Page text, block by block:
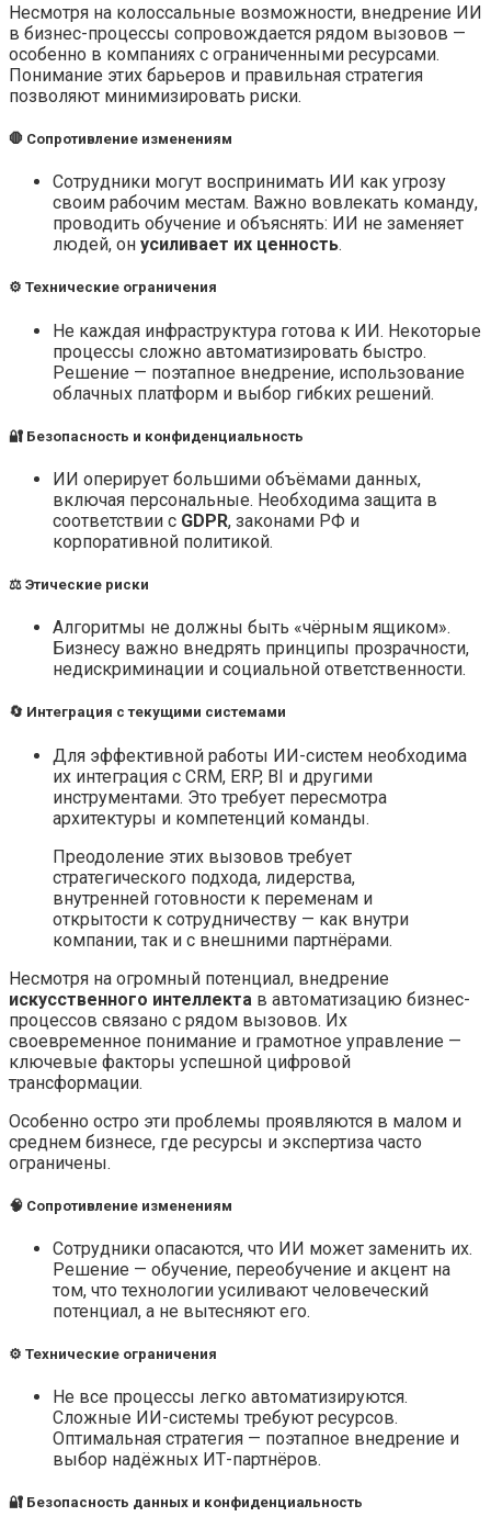
Несмотря на колоссальные возможности, внедрение ИИ
в бизнес-процессы сопровождается рядом вызовов —
особенно в компаниях с ограниченными ресурсами.
Понимание этих барьеров и правильная стратегия
позволяют минимизировать риски.
🛑 Сопротивление изменениям
Сотрудники могут воспринимать ИИ как угрозу
своим рабочим местам. Важно вовлекать команду,
проводить обучение и объяснять: ИИ не заменяет
людей, он усиливает их ценность.
⚙️ Технические ограничения
Не каждая инфраструктура готова к ИИ. Некоторые
процессы сложно автоматизировать быстро.
Решение — поэтапное внедрение, использование
облачных платформ и выбор гибких решений.
🔐 Безопасность и конфиденциальность
ИИ оперирует большими объёмами данных,
включая персональные. Необходима защита в
соответствии с GDPR, законами РФ и
корпоративной политикой.
⚖️ Этические риски
Алгоритмы не должны быть «чёрным ящиком».
Бизнесу важно внедрять принципы прозрачности,
недискриминации и социальной ответственности.
🔄 Интеграция с текущими системами
Для эффективной работы ИИ-систем необходима
их интеграция с CRM, ERP, BI и другими
инструментами. Это требует пересмотра
архитектуры и компетенций команды.
Преодоление этих вызовов требует
стратегического подхода, лидерства,
внутренней готовности к переменам и
открытости к сотрудничеству — как внутри
компании, так и с внешними партнёрами.
Несмотря на огромный потенциал, внедрение
искусственного интеллекта в автоматизацию бизнес-
процессов связано с рядом вызовов. Их
своевременное понимание и грамотное управление —
ключевые факторы успешной цифровой
трансформации.
Особенно остро эти проблемы проявляются в малом и
среднем бизнесе, где ресурсы и экспертиза часто
ограничены.
🧠 Сопротивление изменениям
Сотрудники опасаются, что ИИ может заменить их.
Решение — обучение, переобучение и акцент на
том, что технологии усиливают человеческий
потенциал, а не вытесняют его.
⚙️ Технические ограничения
Не все процессы легко автоматизируются.
Сложные ИИ-системы требуют ресурсов.
Оптимальная стратегия — поэтапное внедрение и
выбор надёжных ИТ-партнёров.
🔐 Безопасность данных и конфиденциальность